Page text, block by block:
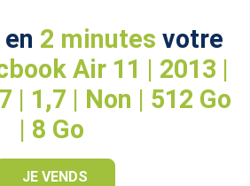
2 minutes votre
Air 11 | 2013 |
| 1,7 | Non | 512 Go
| 8 Go
JE VENDS